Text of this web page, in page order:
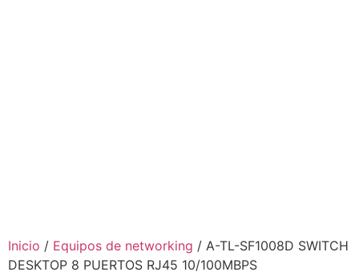
Inicio / Equipos de networking / A-TL-SF1008D SWITCH
DESKTOP 8 PUERTOS RJ45 10/100MBPS